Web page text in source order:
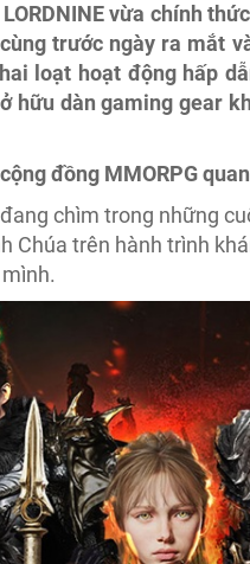
vừa chính
trước ngày ra mắt
loạt hoạt động hấp
hữu dàn gaming gear
đồng MMORPG
chìm trong những
Chúa trên hành trình